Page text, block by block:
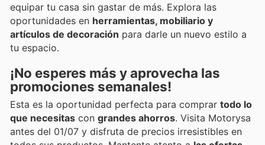
equipar tu casa sin gastar de más. Explora las
oportunidades en herramientas, mobiliario y
artículos de decoración para darle un nuevo estilo a
tu espacio.
¡No esperes más y aprovecha las
promociones semanales!
Esta es la oportunidad perfecta para comprar todo lo
que necesitas con grandes ahorros. Visita Motorysa
antes del 01/07 y disfruta de precios irresistibles en